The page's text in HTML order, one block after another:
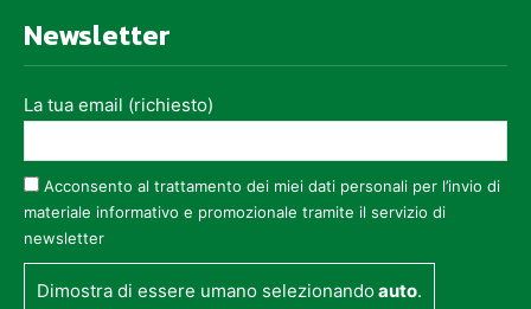
Newsletter
La tua email (richiesto)
Acconsento al trattamento dei miei dati personali per l’invio di
materiale informativo e promozionale tramite il servizio di
newsletter
Dimostra di essere umano selezionandoauto.